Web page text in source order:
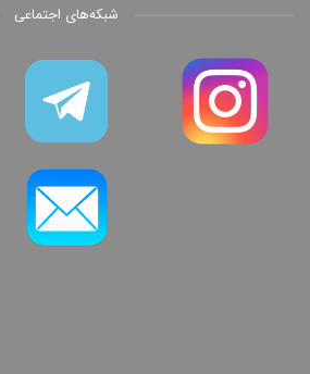
شبکه‌های اجتماعی